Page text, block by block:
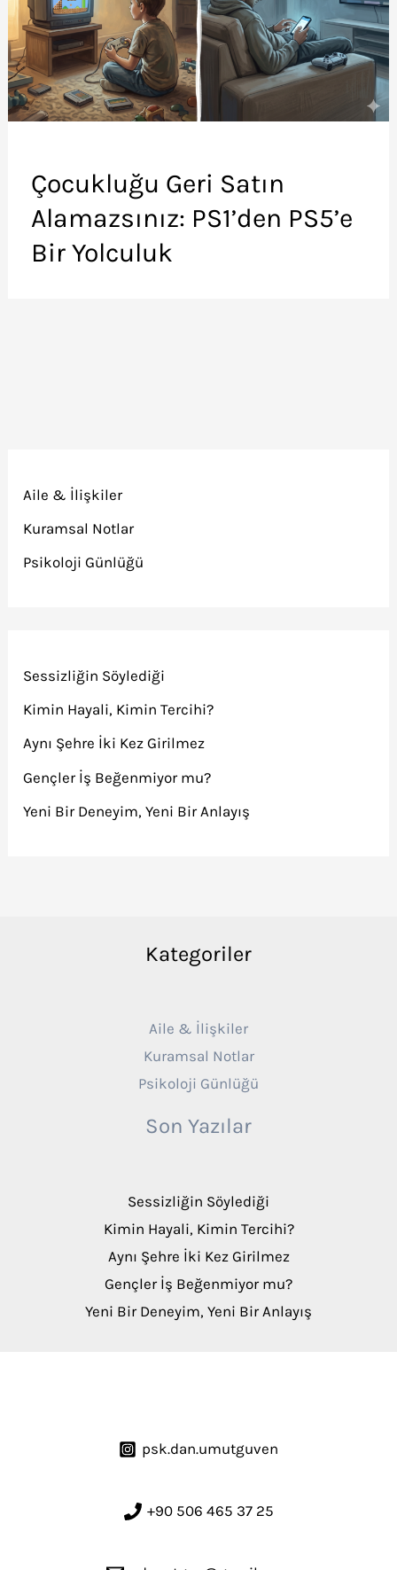
Aile & İlişkiler
Kuramsal Notlar
Psikoloji Günlüğü
Sessizliğin Söylediği
Kimin Hayali, Kimin Tercihi?
Aynı Şehre İki Kez Girilmez
Gençler İş Beğenmiyor mu?
Yeni Bir Deneyim, Yeni Bir Anlayış
Çocukluğu Geri Satın
Alamazsınız: PS1’den PS5’e
Bir Yolculuk
Kategoriler
Aile & İlişkiler
Kuramsal Notlar
Psikoloji Günlüğü
Son Yazılar
Sessizliğin Söylediği
Kimin Hayali, Kimin Tercihi?
Aynı Şehre İki Kez Girilmez
Gençler İş Beğenmiyor mu?
Yeni Bir Deneyim, Yeni Bir Anlayış
psk.dan.umutguven
+90 506 465 37 25